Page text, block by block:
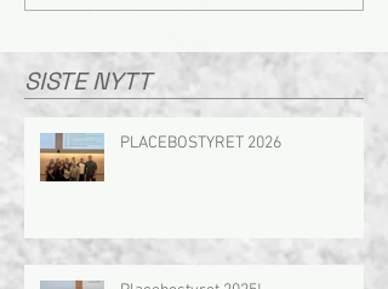
SISTE NYTT
PLACEBOSTYRET 2026